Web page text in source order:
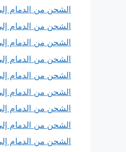
الشحن من الدمام
الشحن من الدمام
الشحن من الدمام
الشحن من الدمام
الشحن من الدمام
الشحن من الدمام
الشحن من الدمام
الشحن من الدمام
الشحن من الدمام